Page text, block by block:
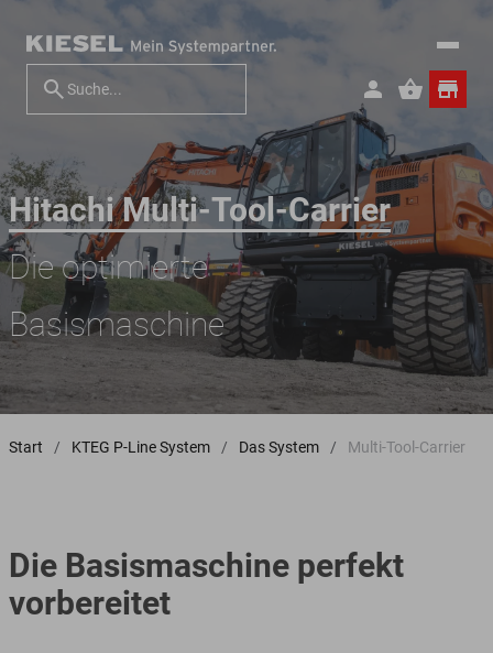
Hitachi Multi-Tool-Carrier
Die optimierte
Basismaschine
Start KTEG P-Line System Das System Multi-Tool-Carrier
Die Basismaschine perfekt
vorbereitet